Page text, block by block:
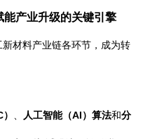
产业升级的关键引擎
材料产业链各环节，成为转
人工智能（AI）算法和分